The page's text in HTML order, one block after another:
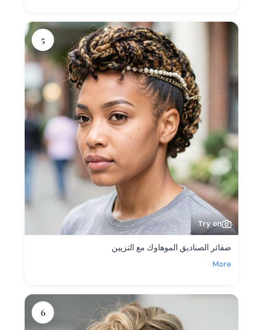
5
Try on
ضفائر الصناديق الموهاوك مع التزيين
More
6